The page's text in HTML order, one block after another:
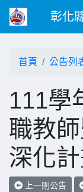
彰化
首頁 公告列
111學
職教
深化
上一則公告